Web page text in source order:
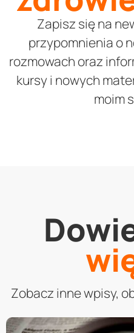
Zapisz się na
przypomnienia o
rozmowach oraz
kursy i nowych
moim
Zobacz inne wpisy,